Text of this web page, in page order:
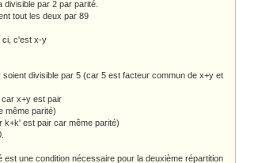
par 2 par parité.
tout les deux par 89
ci, c'est x-y
divisible par 5 (car 5 est facteur commun de x+y et
car x+y est pair
même parité)
est pair car même parité)
une condition nécessaire pour la deuxième répartition